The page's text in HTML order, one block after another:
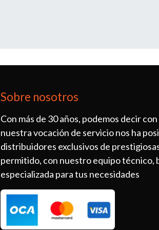
Sobre nosotros
Con más de 30 años, podemos decir
nuestra vocación de servicio nos ha
distribuidores exclusivos de
permitido, con nuestro equipo técnico,
especializada para tus necesidades